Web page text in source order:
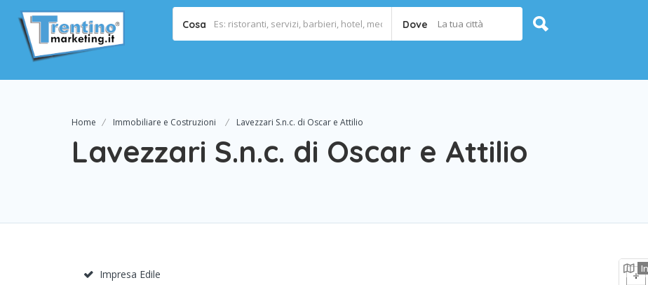
Cosa Dove La tua città
Home Immobiliare e Costruzioni Lavezzari S.n.c. di Oscar e Attilio
Lavezzari S.n.c. di Oscar e Attilio
Impresa Edile